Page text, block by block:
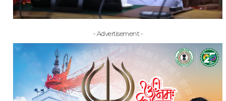
- Advertisement -